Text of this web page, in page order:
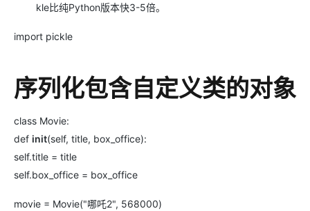
kle比纯Python版本快3-5倍。
import pickle
序列化包含自定义类的对象
class Movie:
def init(self, title, box_office):
self.title = title
self.box_office = box_office
movie = Movie("哪吒2", 568000)